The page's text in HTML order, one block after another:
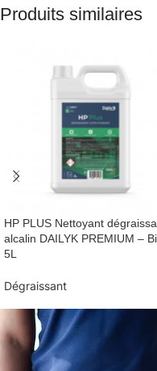
Produits similaires
HP PLUS Nettoyant
alcalin DAILYK PREMIUM –
5L
Dégraissant